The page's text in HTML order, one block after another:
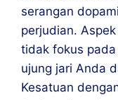
serangan
perjudian.
tidak fokus
ujung jari Anda
Kesatuan